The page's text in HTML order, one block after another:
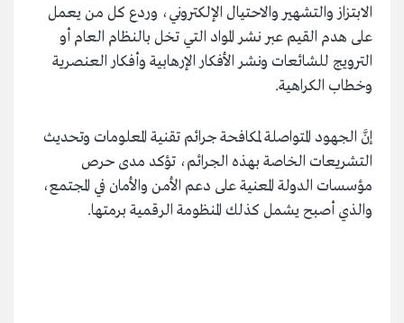
الابتزاز والتشهير والاحتيال الإلكتروني، وردع كل من يعمل
على هدم القيم عبر نشر المواد التي تخل بالنظام العام أو
الترويج للشائعات ونشر الأفكار الإرهابية وأفكار العنصرية
وخطاب الكراهية.
إنَّ الجهود المتواصلة لمكافحة جرائم تقنية المعلومات وتحديث
التشريعات الخاصة بهذه الجرائم، تؤكد مدى حرص
مؤسسات الدولة المعنية على دعم الأمن والأمان في المجتمع،
والذي أصبح يشمل كذلك المنظومة الرقمية برمتها.